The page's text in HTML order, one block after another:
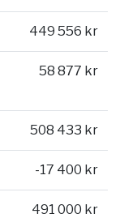
449 556 kr
58 877 kr
508 433 kr
-17 400 kr
491 000 kr